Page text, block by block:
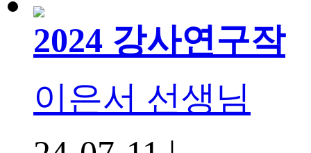
2024 강사연구작
이은서 선생님